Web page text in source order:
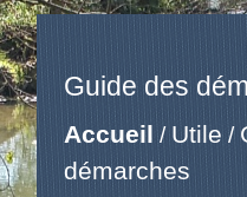
Guide des
Accueil / Utile /
démarches